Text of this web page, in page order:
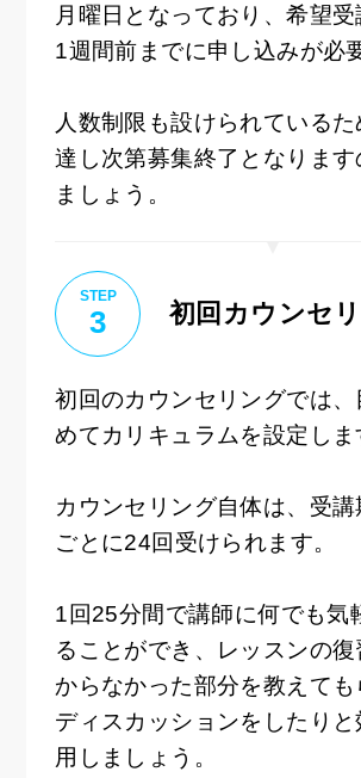
月曜日となっており、希望
1週間前までに申し込みが必
人数制限も設けられている
達し次第募集終了となります
ましょう。
STEP
3 初回カウンセ
初回のカウンセリングでは
めてカリキュラムを設定しま
カウンセリング自体は、受講
ごとに24回受けられます。
1回25分間で講師に何でも気
ることができ、レッスンの
からなかった部分を教えても
ディスカッションをしたり
用しましょう。